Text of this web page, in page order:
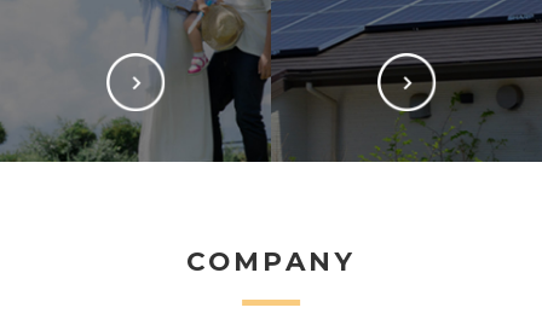
COMPANY